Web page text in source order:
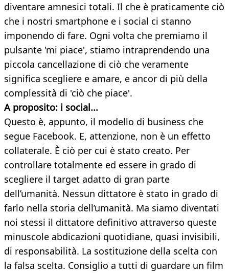
diventare amnesici totali. Il che è praticamente ciò
che i nostri smartphone e i social ci stanno
imponendo di fare. Ogni volta che premiamo il
pulsante 'mi piace', stiamo intraprendendo una
piccola cancellazione di ciò che veramente
significa scegliere e amare, e ancor di più della
complessità di 'ciò che piace'.
A proposito: i social...
Questo è, appunto, il modello di business che
segue Facebook. E, attenzione, non è un effetto
collaterale. È ciò per cui è stato creato. Per
controllare totalmente ed essere in grado di
scegliere il target adatto di gran parte
dell’umanità. Nessun dittatore è stato in grado di
farlo nella storia dell’umanità. Ma siamo diventati
noi stessi il dittatore definitivo attraverso queste
minuscole abdicazioni quotidiane, quasi invisibili,
di responsabilità. La sostituzione della scelta con
la falsa scelta. Consiglio a tutti di guardare un film